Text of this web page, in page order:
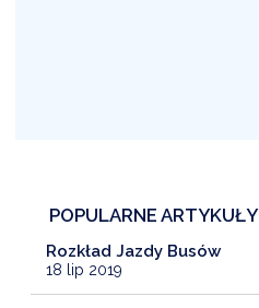
POPULARNE ARTYKUŁY
Rozkład Jazdy Busów
18 lip 2019